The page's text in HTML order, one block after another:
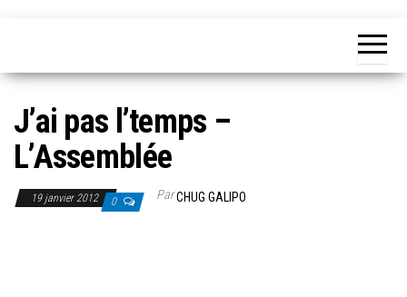
J’ai pas l’temps –
L’Assemblée
19 janvier 2012 0 ParCHUG GALIPO